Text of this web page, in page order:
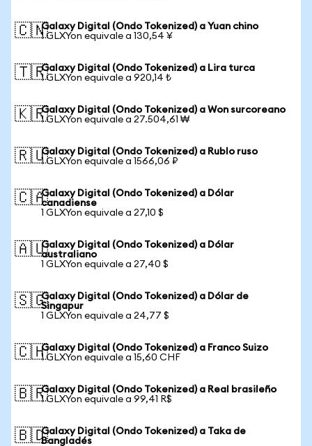
🇨🇳Galaxy Digital (Ondo Tokenized) a Yuan chino
1 GLXYon equivale a 130,54 ¥
🇹🇷Galaxy Digital (Ondo Tokenized) a Lira turca
1 GLXYon equivale a 920,14 ₺
🇰🇷Galaxy Digital (Ondo Tokenized) a Won surcoreano
1 GLXYon equivale a 27.504,61 ₩
🇷🇺Galaxy Digital (Ondo Tokenized) a Rublo ruso
1 GLXYon equivale a 1566,06 ₽
🇨🇦Galaxy Digital (Ondo Tokenized) a Dólar
canadiense
1 GLXYon equivale a 27,10 $
🇦🇺Galaxy Digital (Ondo Tokenized) a Dólar
australiano
1 GLXYon equivale a 27,40 $
🇸🇬Galaxy Digital (Ondo Tokenized) a Dólar de
Singapur
1 GLXYon equivale a 24,77 $
🇨🇭Galaxy Digital (Ondo Tokenized) a Franco Suizo
1 GLXYon equivale a 15,60 CHF
🇧🇷Galaxy Digital (Ondo Tokenized) a Real brasileño
1 GLXYon equivale a 99,41 R$
🇧🇩Galaxy Digital (Ondo Tokenized) a Taka de
Bangladés